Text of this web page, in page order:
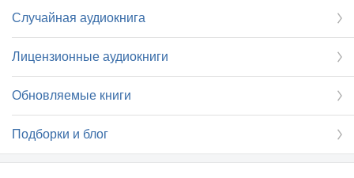
Случайная аудиокнига
Лицензионные аудиокниги
Обновляемые книги
Подборки и блог